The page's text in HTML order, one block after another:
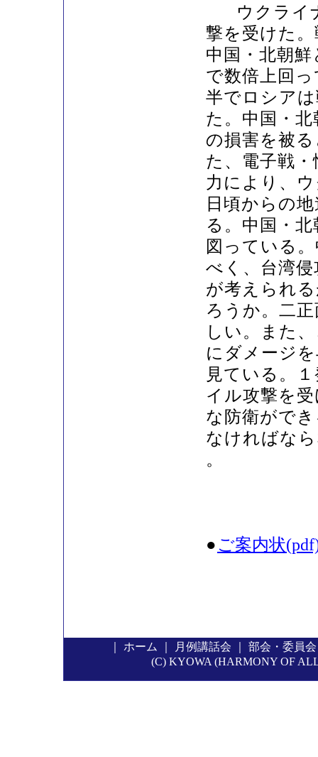
ウクライ
撃を受けた
中国・北朝
で数倍上回
半でロシア
た。中国・
の損害を被
た、電子戦
力により、
日頃からの
る。中国・
図っている
べく、台湾
が考えられ
ろうか。二
しい。また
にダメージ
見ている。
イル攻撃を
な防衛がで
なければな
。
●ご案内状
ホーム 月例講話会 部会・委員会
(C) KYOWA (HARMONY OF